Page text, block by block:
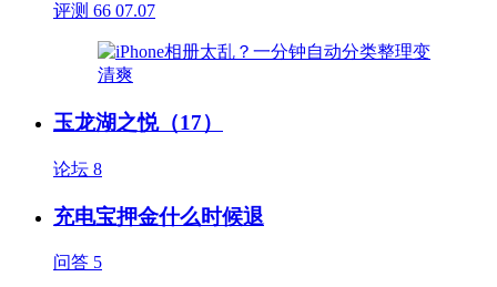
评测 66 07.07
玉龙湖之悦（17）
论坛 8
充电宝押金什么时候退
问答 5